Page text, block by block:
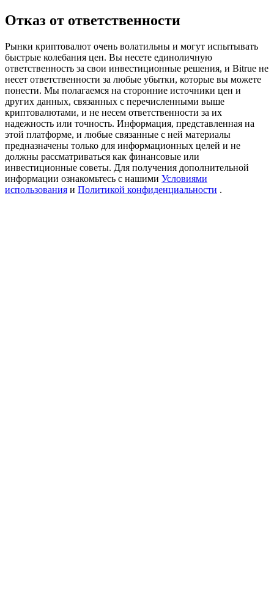
Share 500000 CASHCAT prize pool
Exclusive for BitMart Users
Register & Trade to Win 500,000 USDT
Precious Metals Trading Carnival
Trade Gold & Silver · 33,333 USDT Bonus
Отказ от ответственности
Рынки криптовалют очень волатильны и могут испытывать
быстрые колебания цен. Вы несете единоличную
ответственность за свои инвестиционные решения, и Bitrue не
несет ответственности за любые убытки, которые вы можете
понести. Мы полагаемся на сторонние источники цен и
других данных, связанных с перечисленными выше
криптовалютами, и не несем ответственности за их
надежность или точность. Информация, представленная на
этой платформе, и любые связанные с ней материалы
предназначены только для информационных целей и не
должны рассматриваться как финансовые или
инвестиционные советы. Для получения дополнительной
информации ознакомьтесь с нашими Условиями
использования и Политикой конфиденциальности .